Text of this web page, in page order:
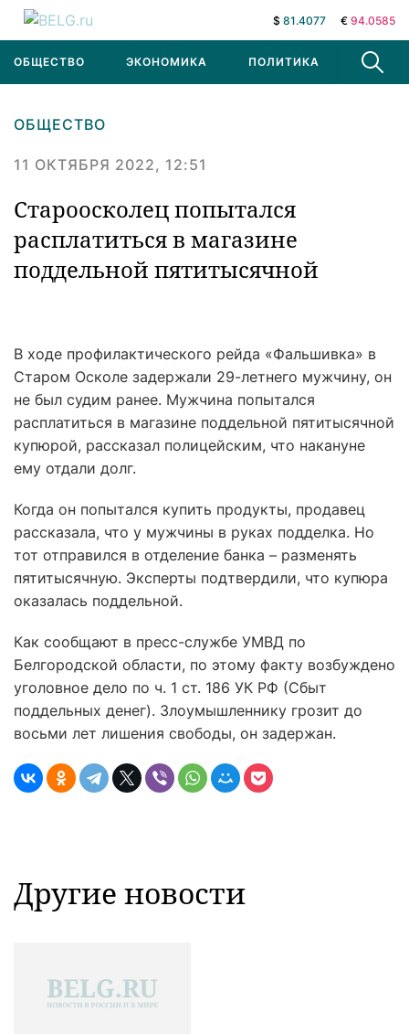
$ 81.4077 € 94.0585
ОБЩЕСТВО ЭКОНОМИКА ПОЛИТИКА В МИРЕ
ОБЩЕСТВО
11 ОКТЯБРЯ 2022, 12:51
Староосколец попытался
расплатиться в магазине
поддельной пятитысячной‍
В ходе профилактического рейда «Фальшивка» в
Старом Осколе задержали 29-летнего мужчину, он
не был судим ранее. Мужчина попытался
расплатиться в магазине поддельной пятитысячной
купюрой, рассказал полицейским, что накануне
ему отдали долг.
Когда он попытался купить продукты, продавец
рассказала, что у мужчины в руках подделка. Но
тот отправился в отделение банка – разменять
пятитысячную. Эксперты подтвердили, что купюра
оказалась поддельной.
Как сообщают в пресс-службе УМВД по
Белгородской области, по этому факту возбуждено
уголовное дело по ч. 1 ст. 186 УК РФ (Сбыт
поддельных денег). Злоумышленнику грозит до
восьми лет лишения свободы, он задержан.
Другие новости